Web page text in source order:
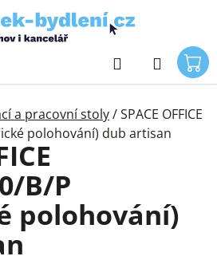
Hledat
a pracovní stoly/SPACE OFFICE
polohování) dub artisan
B/P
polohování)